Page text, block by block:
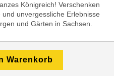
Königreich! Verschenken
unvergessliche Erlebnisse
und Gärten in Sachsen.
Warenkorb